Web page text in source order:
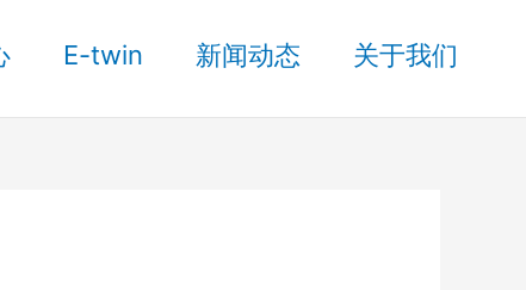
E-twin 新闻动态 关于我们